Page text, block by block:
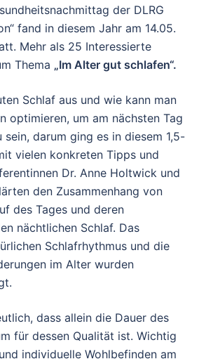
der DLRG
fand in diesem Jahr am 14.05.
Mehr als 25 Interessierte
Thema „Im Alter gut schlafen“.
Schlaf aus und wie kann man
optimieren, um am nächsten Tag
darum ging es in diesem 1,5-
vielen konkreten Tipps und
Dr. Anne Holtwick und
den Zusammenhang von
des Tages und deren
nächtlichen Schlaf. Das
Schlafrhythmus und die
im Alter wurden
dass allein die Dauer des
für dessen Qualität ist. Wichtig
individuelle Wohlbefinden am